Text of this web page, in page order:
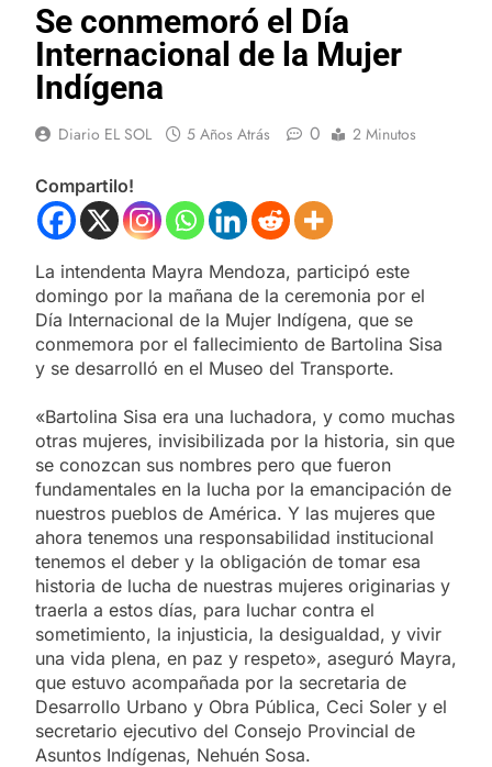
Se conmemoró el Día
Internacional de la Mujer
Indígena
Diario EL SOL 5 Años Atrás 0 2 Minutos
Compartilo!
La intendenta Mayra Mendoza, participó este
domingo por la mañana de la ceremonia por el
Día Internacional de la Mujer Indígena, que se
conmemora por el fallecimiento de Bartolina Sisa
y se desarrolló en el Museo del Transporte.
«Bartolina Sisa era una luchadora, y como muchas
otras mujeres, invisibilizada por la historia, sin que
se conozcan sus nombres pero que fueron
fundamentales en la lucha por la emancipación de
nuestros pueblos de América. Y las mujeres que
ahora tenemos una responsabilidad institucional
tenemos el deber y la obligación de tomar esa
historia de lucha de nuestras mujeres originarias y
traerla a estos días, para luchar contra el
sometimiento, la injusticia, la desigualdad, y vivir
una vida plena, en paz y respeto», aseguró Mayra,
que estuvo acompañada por la secretaria de
Desarrollo Urbano y Obra Pública, Ceci Soler y el
secretario ejecutivo del Consejo Provincial de
Asuntos Indígenas, Nehuén Sosa.